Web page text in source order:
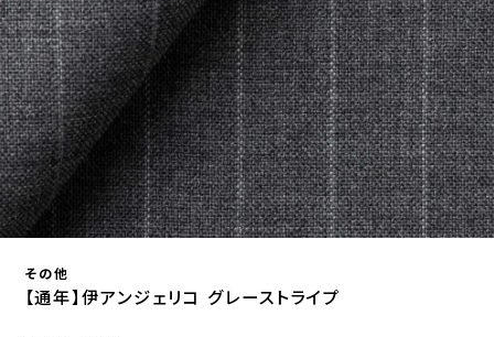
その他
【通年】伊アンジェリコ グレーストライプ